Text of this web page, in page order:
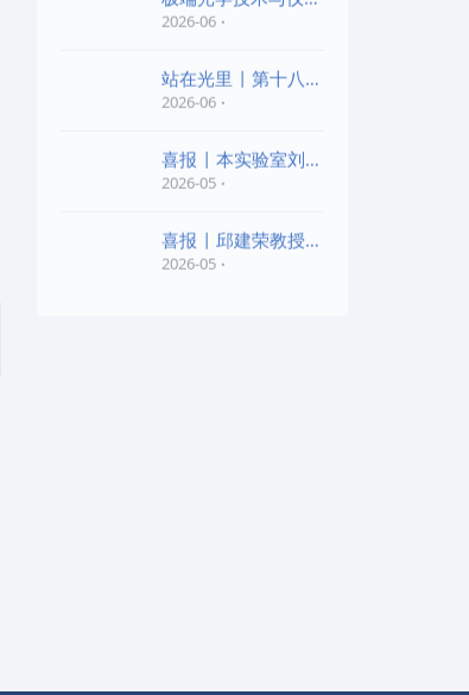
全国重点实验室第四
2026-06
站在光里 | 第十八届
公益EPI中学生光
2026-06
喜报 | 本实验室刘旭
老师和陈红胜老师荣
2026-05
喜报 | 邱建荣教授团
队研究成果入选20
2026-05